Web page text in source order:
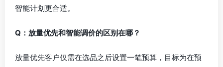
智能计划更合适。
Q：放量优先和智能调价的区别在哪？
放量优先客户仅需在选品之后设置一笔预算，目标为在预